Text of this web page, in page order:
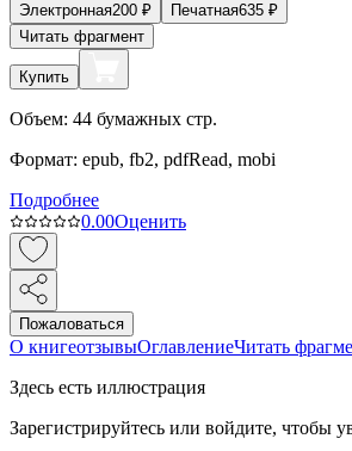
Электронная200 ₽ Печатная635 ₽
Читать фрагмент
Купить
Объем: 44 бумажных стр.
Формат: epub, fb2, pdfRead, mobi
Подробнее
0.00Оценить
Пожаловаться
О книгеотзывыОглавлениеЧитать
Здесь есть иллюстрация
Зарегистрируйтесь или войдите, чтобы